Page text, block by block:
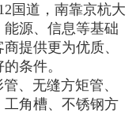
国道，南靠京杭大
源、信息等基础
提供更为优质、
条件。
、无缝方矩管、
角槽、不锈钢方